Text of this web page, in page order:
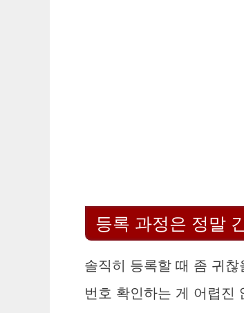
등록 과정은 정말
솔직히 등록할 때 좀 귀
번호 확인하는 게 어렵진